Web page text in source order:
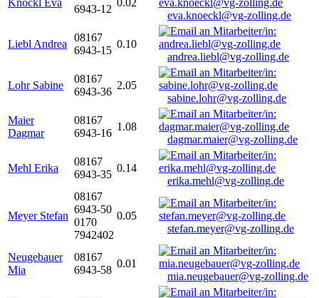
Knöckl Eva
6943-12
0.02
eva.knoeckl@vg-zolling.de
Liebl Andrea
08167
6943-15
0.10
andrea.liebl@vg-zolling.de
Lohr Sabine
08167
6943-36
2.05
sabine.lohr@vg-zolling.de
Maier
Dagmar
08167
6943-16
1.08
dagmar.maier@vg-zolling.de
Mehl Erika
08167
6943-35
0.14
erika.mehl@vg-zolling.de
Meyer Stefan
08167
6943-50
0170
7942402
0.05
stefan.meyer@vg-zolling.de
Neugebauer
Mia
08167
6943-58
0.01
mia.neugebauer@vg-zolling.de